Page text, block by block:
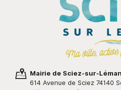
Mairie de Sciez-sur-Léman
614 Avenue de Sciez 74140